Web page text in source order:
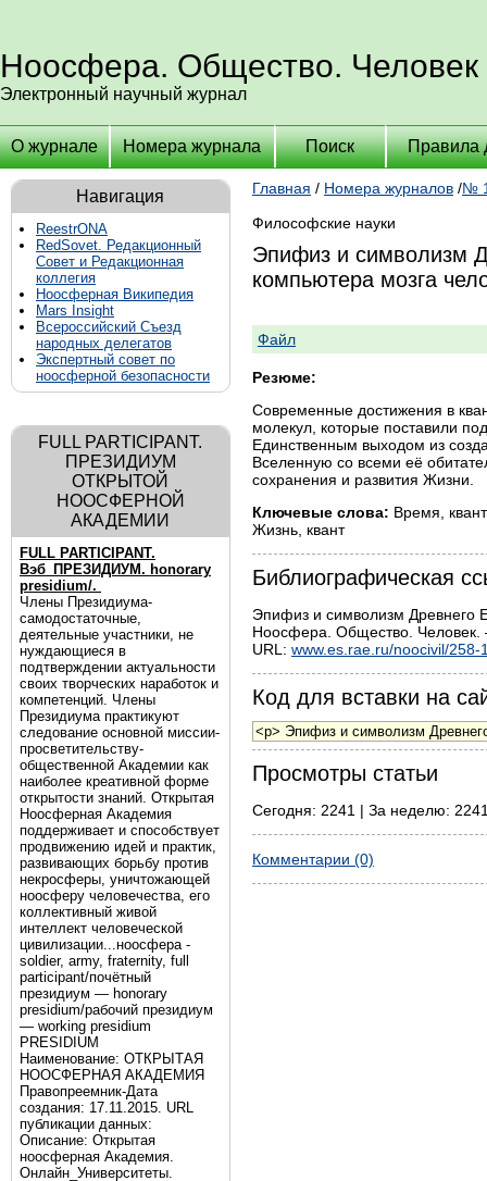
Ноосфера. Общество. Человек
Электронный научный журнал
О журнале Номера журнала Поиск Правила
Навигация
ReestrONA
RedSovet. Редакционный
Совет и Редакционная
коллегия
Ноосферная Википедия
Mars Insight
Всероссийский Съезд
народных делегатов
Экспертный совет по
ноосферной безопасности
FULL PARTICIPANT.
ПРЕЗИДИУМ
ОТКРЫТОЙ
НООСФЕРНОЙ
АКАДЕМИИ
FULL PARTICIPANT.
Вэб_ПРЕЗИДИУМ. honorary
presidium/.
Члены Президиума-
самодостаточные,
деятельные участники, не
нуждающиеся в
подтверждении актуальности
своих творческих наработок и
компетенций. Члены
Президиума практикуют
следование основной миссии-
просветительству-
общественной Академии как
наиболее креативной форме
открытости знаний. Открытая
Ноосферная Академия
поддерживает и способствует
продвижению идей и практик,
развивающих борьбу против
некросферы, уничтожающей
ноосферу человечества, его
коллективный живой
интеллект человеческой
цивилизации...ноосфера -
soldier, army, fraternity, full
participant/почётный
президиум — honorary
presidium/рабочий президиум
— working presidium
PRESIDIUM
Наименование: ОТКРЫТАЯ
НООСФЕРНАЯ АКАДЕМИЯ
Правопреемник-Дата
создания: 17.11.2015. URL
публикации данных:
Описание: Открытая
ноосферная Академия.
Онлайн_Университеты.
Главная / Номера журналов /№
Философские науки
Эпифиз и символизм
компьютера мозга
Файл
Резюме:
Современные достижения в
молекул, которые поставили
Единственным выходом из
Вселенную со всеми её
сохранения и развития Жизни.
Ключевые слова: Время,
Жизнь, квант
Библиографическая
Эпифиз и символизм Древнего
Ноосфера. Общество.
URL: www.es.rae.ru/noocivil/258-
Код для вставки на
Просмотры статьи
Сегодня: 2241 | За неделю:
Комментарии (0)